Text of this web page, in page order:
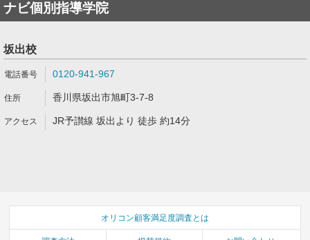
ナビ個別指導学院
坂出校
0120-941-967
香川県坂出市旭町3-7-8
JR予讃線 坂出より 徒歩 約14分
オリコン顧客満足度調査とは